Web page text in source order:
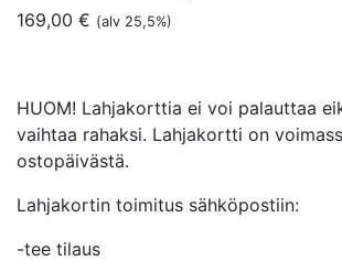
169,00 € (alv 25,5%)
HUOM! Lahjakorttia ei voi palauttaa
vaihtaa rahaksi. Lahjakortti on
ostopäivästä.
Lahjakortin toimitus sähköpostiin:
-tee tilaus